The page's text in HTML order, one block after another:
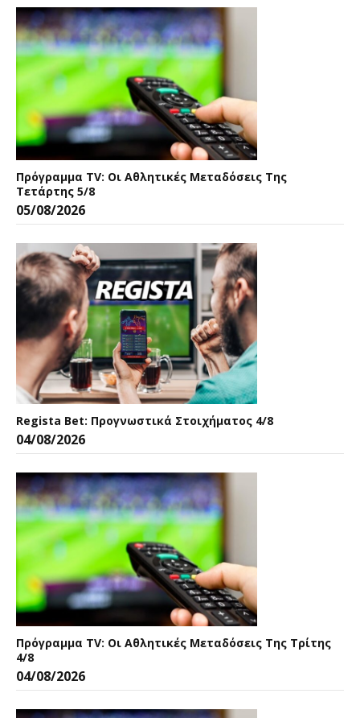
Πρόγραμμα TV: Οι Αθλητικές Μεταδόσεις Της
Τετάρτης 5/8
05/08/2026
Regista Bet: Προγνωστικά Στοιχήματος 4/8
04/08/2026
Πρόγραμμα TV: Οι Αθλητικές Μεταδόσεις Της Τρίτης
4/8
04/08/2026